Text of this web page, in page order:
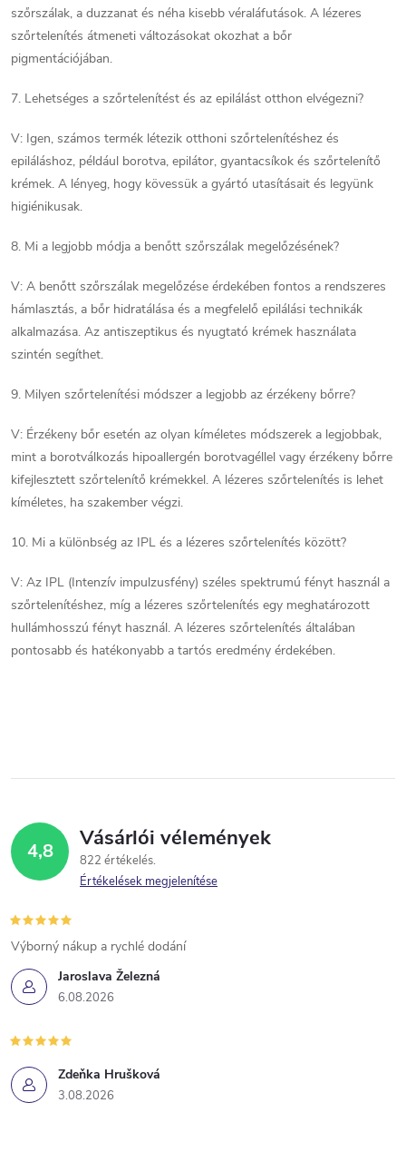
szőrszálak, a duzzanat és néha kisebb véraláfutások. A lézeres
szőrtelenítés átmeneti változásokat okozhat a bőr
pigmentációjában.
7. Lehetséges a szőrtelenítést és az epilálást otthon elvégezni?
V: Igen, számos termék létezik otthoni szőrtelenítéshez és
epiláláshoz, például borotva, epilátor, gyantacsíkok és szőrtelenítő
krémek. A lényeg, hogy kövessük a gyártó utasításait és legyünk
higiénikusak.
8. Mi a legjobb módja a benőtt szőrszálak megelőzésének?
V: A benőtt szőrszálak megelőzése érdekében fontos a rendszeres
hámlasztás, a bőr hidratálása és a megfelelő epilálási technikák
alkalmazása. Az antiszeptikus és nyugtató krémek használata
szintén segíthet.
9. Milyen szőrtelenítési módszer a legjobb az érzékeny bőrre?
V: Érzékeny bőr esetén az olyan kíméletes módszerek a legjobbak,
mint a borotválkozás hipoallergén borotvagéllel vagy érzékeny bőrre
kifejlesztett szőrtelenítő krémekkel. A lézeres szőrtelenítés is lehet
kíméletes, ha szakember végzi.
10. Mi a különbség az IPL és a lézeres szőrtelenítés között?
V: Az IPL (Intenzív impulzusfény) széles spektrumú fényt használ a
szőrtelenítéshez, míg a lézeres szőrtelenítés egy meghatározott
hullámhosszú fényt használ. A lézeres szőrtelenítés általában
pontosabb és hatékonyabb a tartós eredmény érdekében.
4,8 Vásárlói vélemények
822 értékelés
Értékelések megjelenítése
Jaroslava Železná
6.08.2026
Výborný nákup a rychlé dodání
Zdeňka Hrušková
3.08.2026